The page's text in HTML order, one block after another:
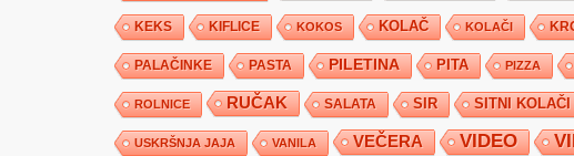
KEKS KIFLICE KOKOS KOLAČ KOLAČI
PALAČINKE PASTA PILETINA PITA PIZZA
ROLNICE RUČAK SALATA SIR SITNI KOLAČI
USKRŠNJA JAJA VANILA VEČERA VIDEO